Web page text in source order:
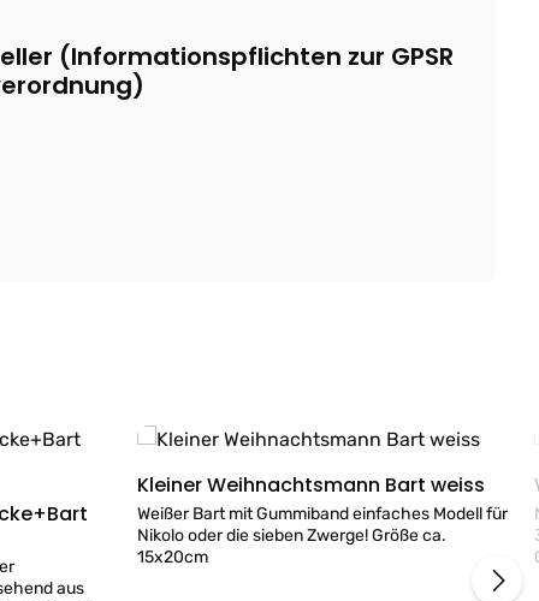
(Informationspflichten zur GPSR
aus
Details
Kleiner Weihnachtsmann Bart weiss
Weißer Bart mit Gummiband einfaches Modell für
Nikolo oder die sieben Zwerge! Größe ca.
15x20cm